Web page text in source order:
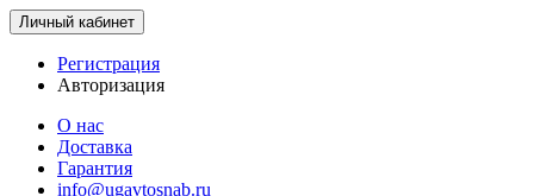
Личный кабинет
Регистрация
Авторизация
О нас
Доставка
Гарантия
info@ugavtosnab.ru